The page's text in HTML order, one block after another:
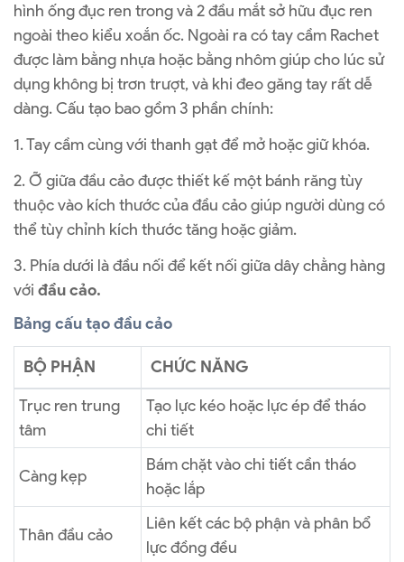
hình ống đục ren trong và 2 đầu mắt sở hữu đục ren
ngoài theo kiểu xoắn ốc. Ngoài ra có tay cầm Rachet
được làm bằng nhựa hoặc bằng nhôm giúp cho lúc sử
dụng không bị trơn trượt, và khi đeo găng tay rất dễ
dàng. Cấu tạo bao gồm 3 phần chính:
1. Tay cầm cùng với thanh gạt để mở hoặc giữ khóa.
2. Ỡ giữa đầu cảo được thiết kế một bánh răng tùy
thuộc vào kích thước của đầu cảo giúp người dùng có
thể tùy chỉnh kích thước tăng hoặc giảm.
3. Phía dưới là đầu nối để kết nối giữa dây chằng hàng
với đầu cảo.
Bảng cấu tạo đầu cảo
BỘ PHẬN
CHỨC NĂNG
Trục ren trung
tâm
Tạo lực kéo hoặc lực ép để tháo
chi tiết
Càng kẹp
Bám chặt vào chi tiết cần tháo
hoặc lắp
Thân đầu cảo
Liên kết các bộ phận và phân bổ
lực đồng đều